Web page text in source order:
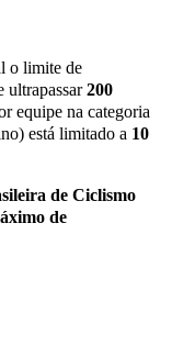
o limite de
ultrapassar200
equipe na categoria
está limitado a 10
de Ciclismo
de